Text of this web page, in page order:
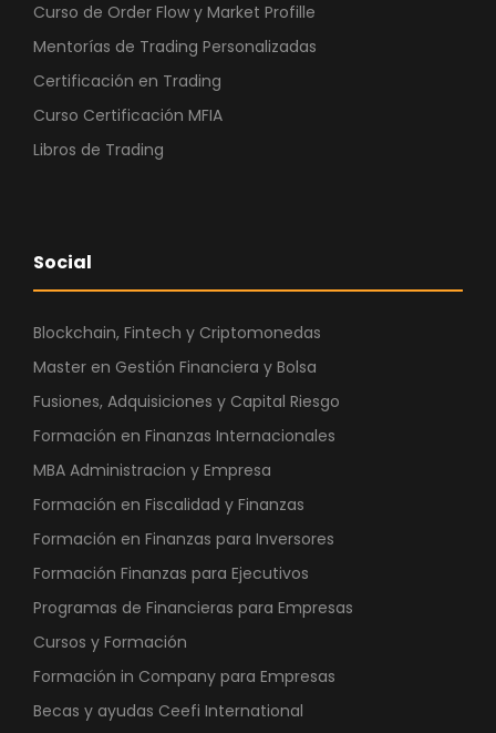
Curso de Order Flow y Market Profille
Mentorías de Trading Personalizadas
Certificación en Trading
Curso Certificación MFIA
Libros de Trading
Social
Blockchain, Fintech y Criptomonedas
Master en Gestión Financiera y Bolsa
Fusiones, Adquisiciones y Capital Riesgo
Formación en Finanzas Internacionales
MBA Administracion y Empresa
Formación en Fiscalidad y Finanzas
Formación en Finanzas para Inversores
Formación Finanzas para Ejecutivos
Programas de Financieras para Empresas
Cursos y Formación
Formación in Company para Empresas
Becas y ayudas Ceefi International